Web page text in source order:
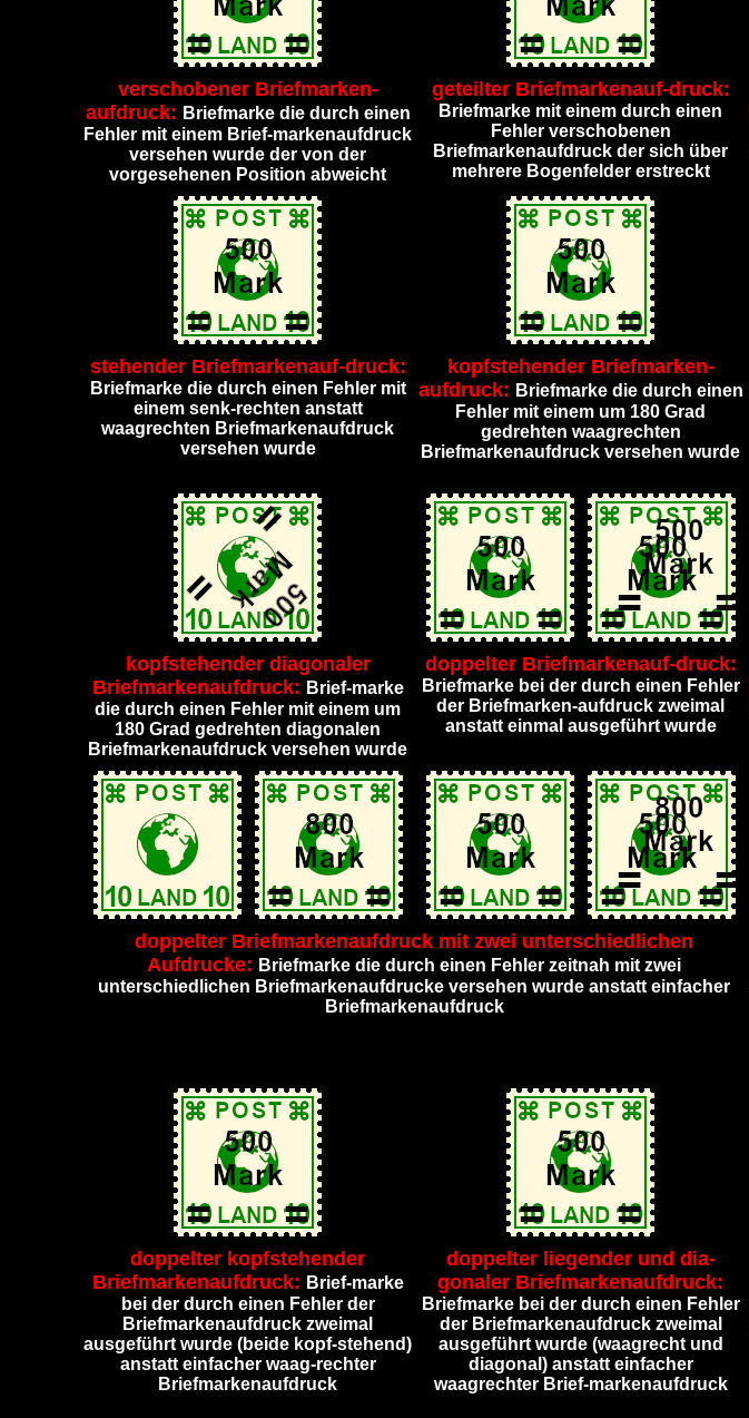
verschobener Briefmarken-
aufdruck: Briefmarke die durch einen
Fehler mit einem Brief-markenaufdruck
versehen wurde der von der
vorgesehenen Position abweicht
geteilter Briefmarkenauf-druck:
Briefmarke mit einem durch einen
Fehler verschobenen
Briefmarkenaufdruck der sich über
mehrere Bogenfelder erstreckt
stehender Briefmarkenauf-druck:
Briefmarke die durch einen Fehler mit
einem senk-rechten anstatt
waagrechten Briefmarkenaufdruck
versehen wurde
kopfstehender Briefmarken-
aufdruck: Briefmarke die durch einen
Fehler mit einem um 180 Grad
gedrehten waagrechten
Briefmarkenaufdruck versehen wurde
kopfstehender diagonaler
Briefmarkenaufdruck: Brief-marke
die durch einen Fehler mit einem um
180 Grad gedrehten diagonalen
Briefmarkenaufdruck versehen wurde
doppelter Briefmarkenauf-druck:
Briefmarke bei der durch einen Fehler
der Briefmarken-aufdruck zweimal
anstatt einmal ausgeführt wurde
doppelter Briefmarkenaufdruck mit zwei unterschiedlichen
Aufdrucke: Briefmarke die durch einen Fehler zeitnah mit zwei
unterschiedlichen Briefmarkenaufdrucke versehen wurde anstatt einfacher
Briefmarkenaufdruck
doppelter kopfstehender
Briefmarkenaufdruck: Brief-marke
bei der durch einen Fehler der
Briefmarkenaufdruck zweimal
ausgeführt wurde (beide kopf-stehend)
anstatt einfacher waag-rechter
Briefmarkenaufdruck
doppelter liegender und dia-
gonaler Briefmarkenaufdruck:
Briefmarke bei der durch einen Fehler
der Briefmarkenaufdruck zweimal
ausgeführt wurde (waagrecht und
diagonal) anstatt einfacher
waagrechter Brief-markenaufdruck